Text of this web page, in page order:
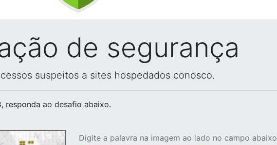
de segurança
suspeitos a sites hospedados conosco.
, responda ao desafio abaixo.
Digite a palavra na imagem ao lado no campo abaixo